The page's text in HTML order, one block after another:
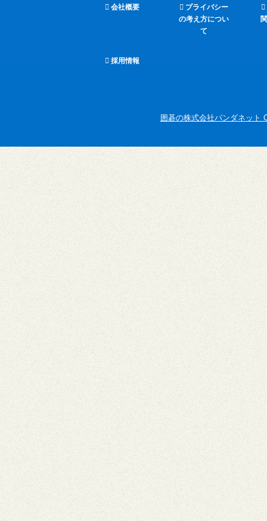
会社概要
プライバシー
の考え方につい
て
採用情報
囲碁の株式会社パンダネット